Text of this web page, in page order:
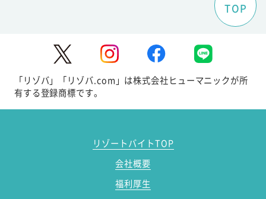
TOP
「リゾバ」「リゾバ.com」は株式会社ヒューマニックが所
有する登録商標です。
リゾートバイトTOP
会社概要
福利厚生